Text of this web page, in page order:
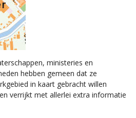
ministeries en
hebben gemeen dat ze
in kaart gebracht willen
verrijkt met allerlei extra informatie